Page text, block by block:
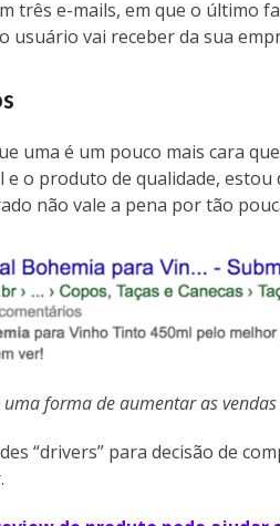
três e-mails, em que o último
usuário vai receber da sua
uma é um pouco mais cara
e o produto de qualidade,
não vale a pena por tão
uma forma de aumentar as
“drivers” para decisão de